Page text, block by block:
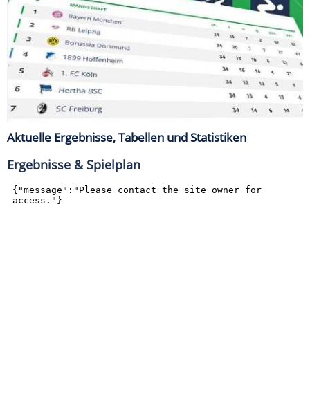
Aktuelle Ergebnisse, Tabellen und Statistiken
Ergebnisse & Spielplan